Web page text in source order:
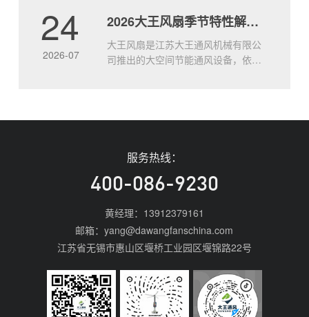
面通风？大王通风工业大风扇，直径
流动，形成持续.....
24
2026-07
2026大王风扇季节特性解析 四季适配使用全攻略
大王风扇是江苏大王通风机械有限公
司推出的大空间节能通风设备，依托
核心基础特性说明大王通风工业风扇
传统多台小风扇的分散布置方案，
2026年主流产品单台覆盖面积可达
1800㎡以上，整体.....
服务热线：
400-086-9230
黄经理：13912379161
邮箱：yang@dawangfanschina.com
江苏省无锡市惠山区堰桥工业园区堰锦路22号